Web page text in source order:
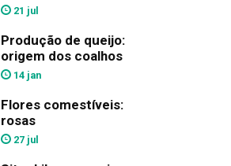
21 jul
Produção de queijo:
origem dos coalhos
14 jan
Flores comestíveis:
rosas
27 jul